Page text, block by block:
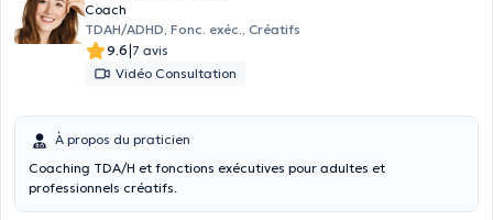
Coach
TDAH/ADHD, Fonc. exéc., Créatifs
9.6|7 avis
Vidéo Consultation
À propos du praticien
Coaching TDA/H et fonctions exécutives pour adultes et
professionnels créatifs.